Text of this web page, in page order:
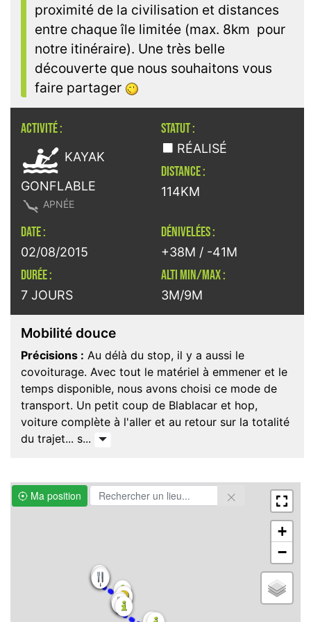
proximité de la civilisation et distances
entre chaque île limitée (max. 8km pour
notre itinéraire). Une très belle
découverte que nous souhaitons vous
faire partager
ACTIVITÉ :
 KAYAK
GONFLABLE
 APNÉE
STATUT :
RÉALISÉ
DISTANCE :
114KM
DATE :
02/08/2015
DURÉE :
7 JOURS
DÉNIVELÉES :
+38M / -41M
ALTI MIN/MAX :
3M/9M
Mobilité douce
Précisions : Au délà du stop, il y a aussi le
covoiturage. Avec tout le matériel à emmener et le
temps disponible, nous avons choisi ce mode de
transport. Un petit coup de Blablacar et hop,
voiture complète à l'aller et au retour sur la totalité
du trajet... s...
Ma position
+
−